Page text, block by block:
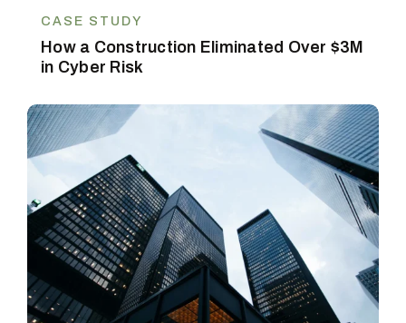
CASE STUDY
How a Construction Eliminated Over $3M
in Cyber Risk